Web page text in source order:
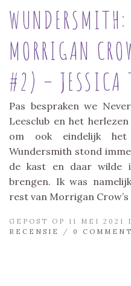
MORRIGAN
#2) – JESSICA
Pas bespraken we
Leesclub en het
om ook eindelijk
Wundersmith stond
de kast en daar wilde
brengen. Ik was
rest van Morrigan
GEPOST OP 11 MEI 2021
RECENSIE
/ 0